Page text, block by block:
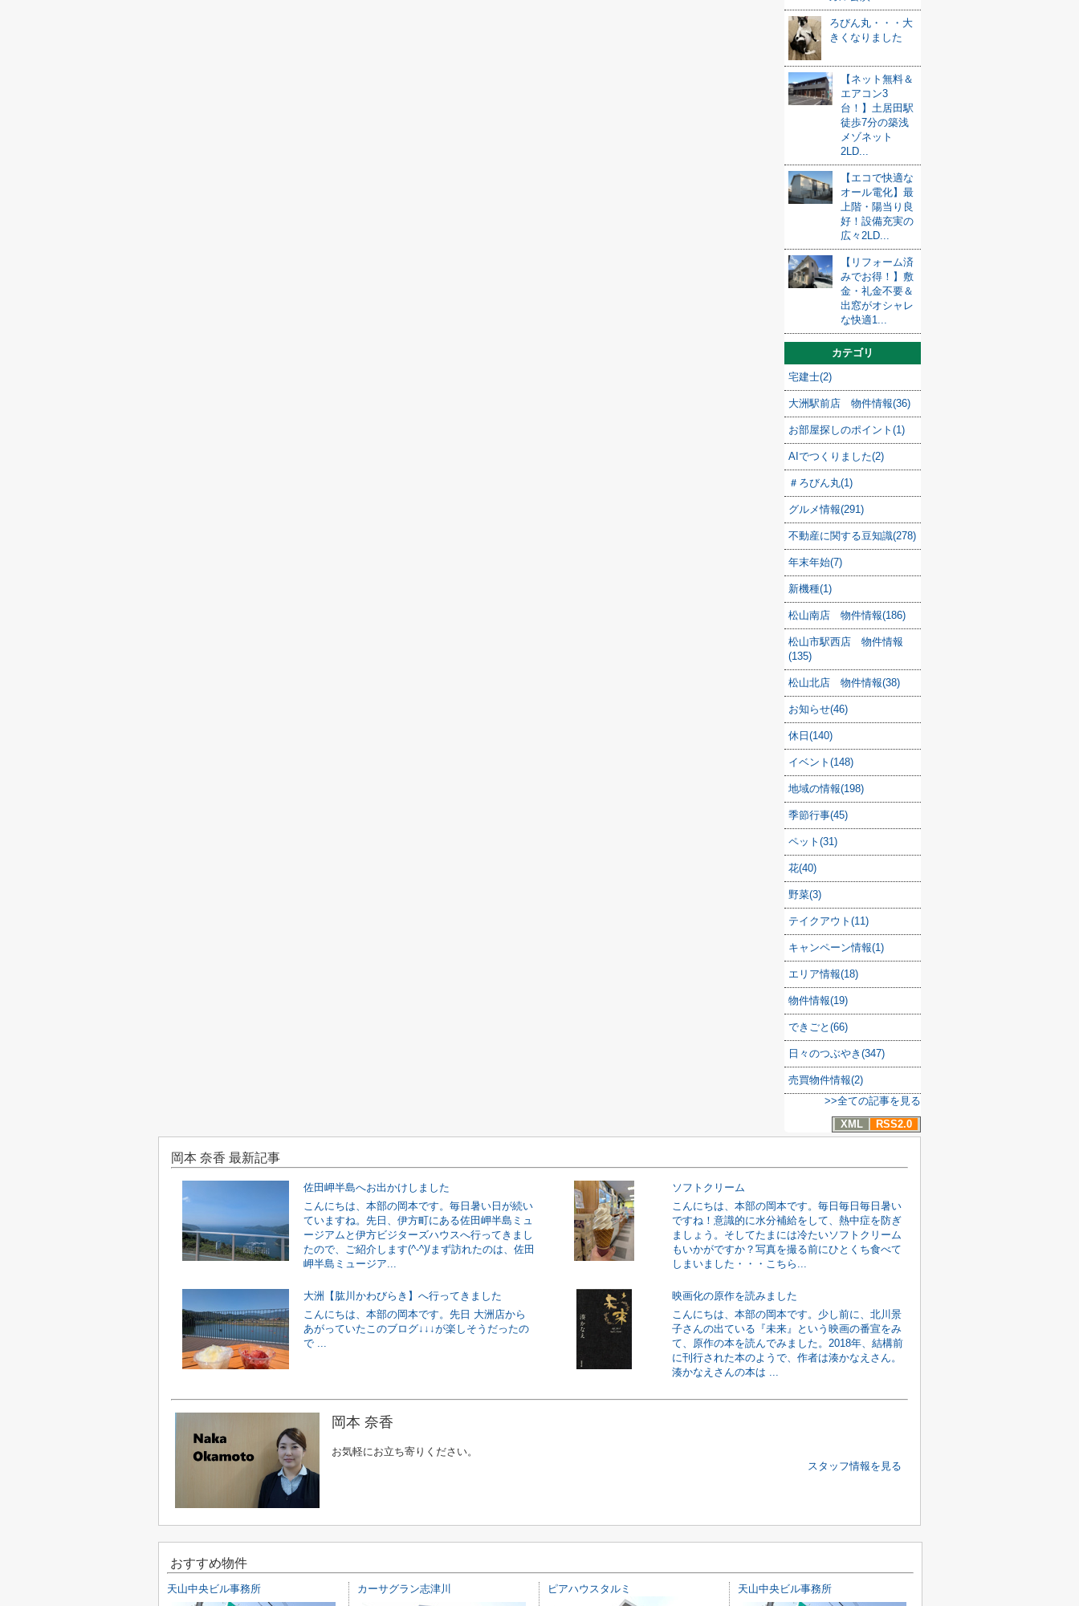
ろびん丸・・・大
きくなりました
【ネット無料＆
エアコン3
台！】土居田駅
徒歩7分の築浅
メゾネット
2LD...
【エコで快適な
オール電化】最
上階・陽当り良
好！設備充実の
広々2LD...
【リフォーム済
みでお得！】敷
金・礼金不要＆
出窓がオシャレ
な快適1...
カテゴリ
宅建士(2)
大洲駅前店 物件情報(36)
お部屋探しのポイント(1)
AIでつくりました(2)
＃ろびん丸(1)
グルメ情報(291)
不動産に関する豆知識(278)
年末年始(7)
新機種(1)
松山南店 物件情報(186)
松山市駅西店 物件情報
(135)
松山北店 物件情報(38)
お知らせ(46)
休日(140)
イベント(148)
地域の情報(198)
季節行事(45)
ペット(31)
花(40)
野菜(3)
テイクアウト(11)
キャンペーン情報(1)
エリア情報(18)
物件情報(19)
できごと(66)
日々のつぶやき(347)
売買物件情報(2)
>>全ての記事を見る
XML
RSS2.0
岡本 奈香 最新記事
佐田岬半島へお出かけしました
こんにちは、本部の岡本です。毎日暑い日が続い
ていますね。先日、伊方町にある佐田岬半島ミュ
ージアムと伊方ビジターズハウスへ行ってきまし
たので、ご紹介します(^-^)/まず訪れたのは、佐田
岬半島ミュージア...
ソフトクリーム
こんにちは、本部の岡本です。毎日毎日毎日暑い
ですね！意識的に水分補給をして、熱中症を防ぎ
ましょう。そしてたまには冷たいソフトクリーム
もいかがですか？写真を撮る前にひとくち食べて
しまいました・・・こちら...
大洲【肱川かわびらき】へ行ってきました
こんにちは、本部の岡本です。先日 大洲店から
あがっていたこのブログ↓↓↓が楽しそうだったの
で ...
映画化の原作を読みました
こんにちは、本部の岡本です。少し前に、北川景
子さんの出ている『未来』という映画の番宣をみ
て、原作の本を読んでみました。2018年、結構前
に刊行された本のようで、作者は湊かなえさん。
湊かなえさんの本は ...
岡本 奈香
お気軽にお立ち寄りください。
スタッフ情報を見る
おすすめ物件
天山中央ビル事務所 カーサグラン志津川 ピアハウスタルミ 天山中央ビル事務所